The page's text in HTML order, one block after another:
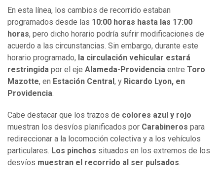
En esta línea, los cambios de recorrido estaban
programados desde las 10:00 horas hasta las 17:00
horas, pero dicho horario podría sufrir modificaciones de
acuerdo a las circunstancias. Sin embargo, durante este
horario programado, la circulación vehicular estará
restringida por el eje Alameda-Providencia entre Toro
Mazotte, en Estación Central , y Ricardo Lyon, en
Providencia.
Cabe destacar que los trazos de colores azul y rojo
muestran los desvíos planificados por Carabineros para
redireccionar a la locomoción colectiva y a los vehículos
particulares. Los pinchos situados en los extremos de los
desvíos muestran el recorrido al ser pulsados.